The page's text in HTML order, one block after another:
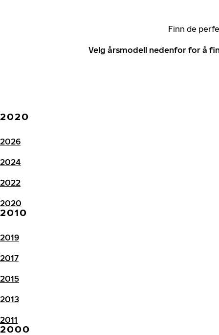
Finn de
Velg årsmodell nedenfor for å
2020
2026
2024
2022
2020
2010
2019
2017
2015
2013
2011
2000